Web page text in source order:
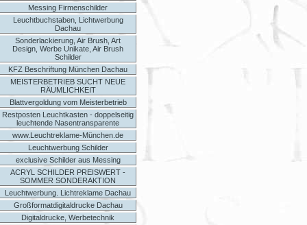
Messing Firmenschilder
Leuchtbuchstaben, Lichtwerbung
Dachau
Sonderlackierung, Air Brush, Art
Design, Werbe Unikate, Air Brush
Schilder
KFZ Beschriftung München Dachau
MEISTERBETRIEB SUCHT NEUE
RÄUMLICHKEIT
Blattvergoldung vom Meisterbetrieb
Restposten Leuchtkasten - doppelseitig
leuchtende Nasentransparente
www.Leuchtreklame-München.de
Leuchtwerbung Schilder
exclusive Schilder aus Messing
ACRYL SCHILDER PREISWERT -
SOMMER SONDERAKTION
Leuchtwerbung. Lichtreklame Dachau
Großformatdigitaldrucke Dachau
Digitaldrucke, Werbetechnik